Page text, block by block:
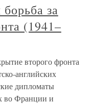
за
(1941–
второго фронта
английских
дипломаты
во Франции и